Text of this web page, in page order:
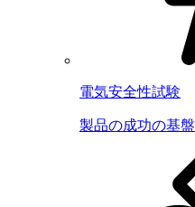
電気安全性試験
製品の成功の基盤